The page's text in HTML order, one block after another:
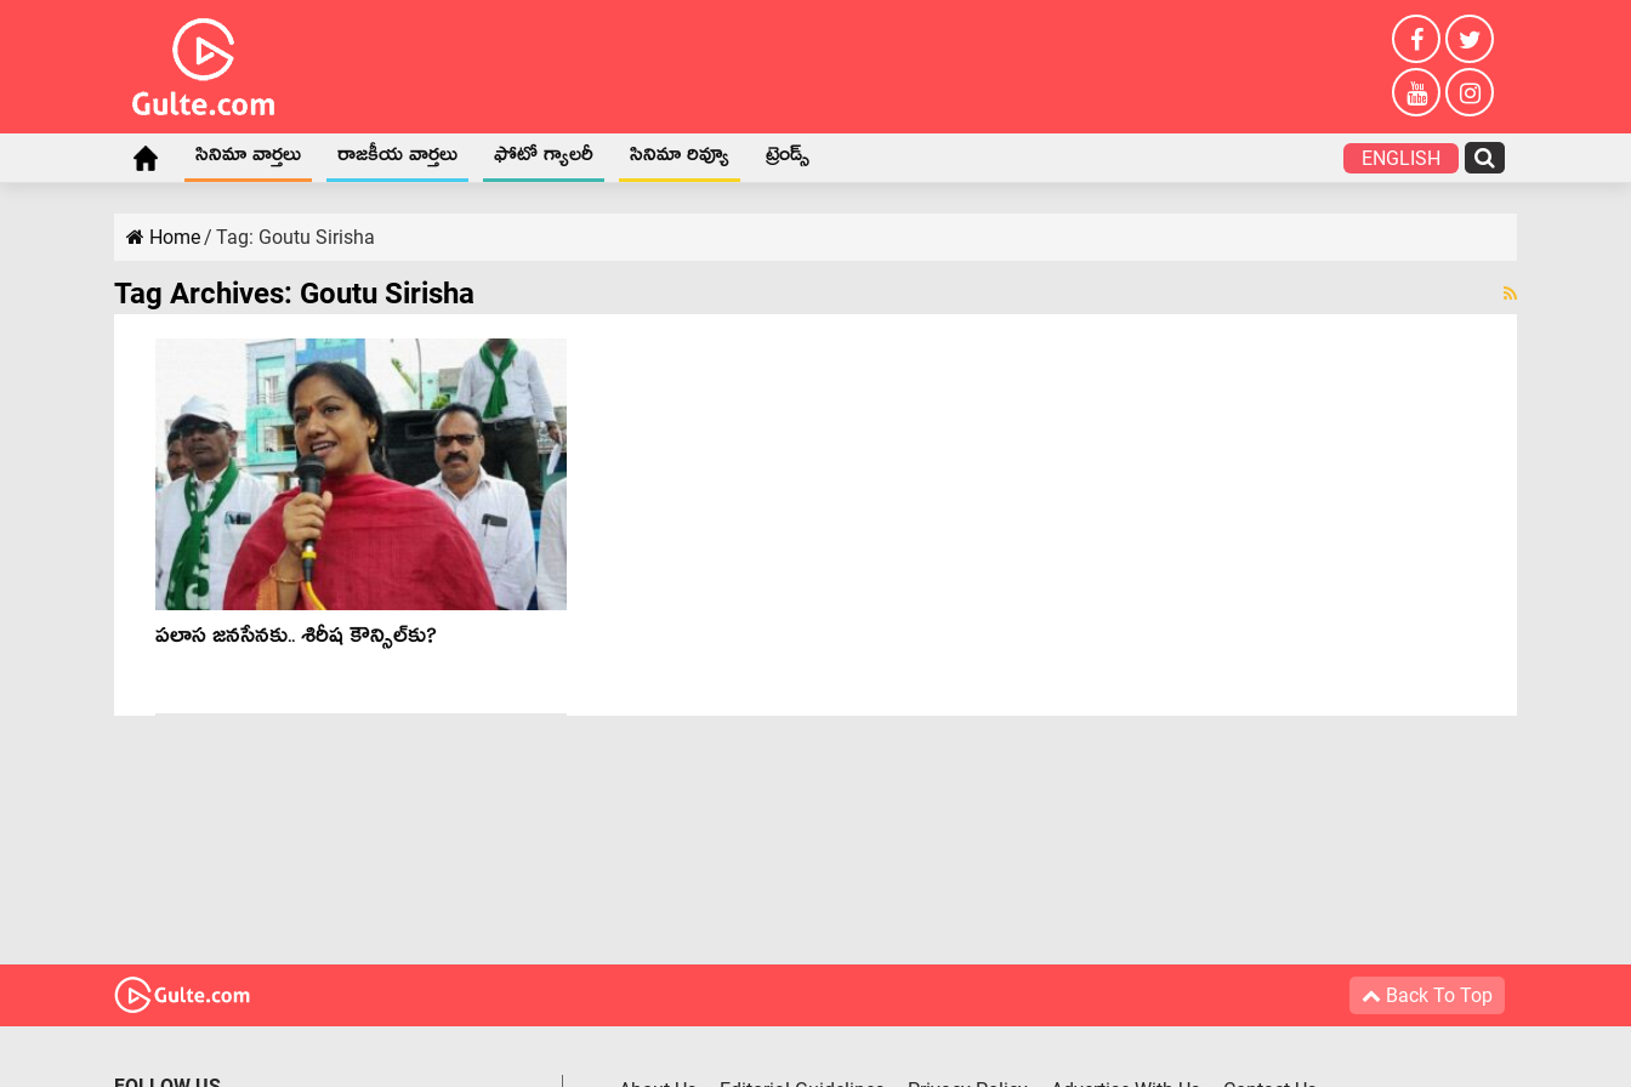
సినిమా వార్తలు రాజకీయ వార్తలు ఫోటో గ్యాలరీ సినిమా రివ్యూ ట్రెండ్స్ ENGLISH
Home/ Tag: Goutu Sirisha
Tag Archives: Goutu Sirisha
పలాస జనసేనకు.. శిరీష కౌన్సిల్‌కు?
Back To Top